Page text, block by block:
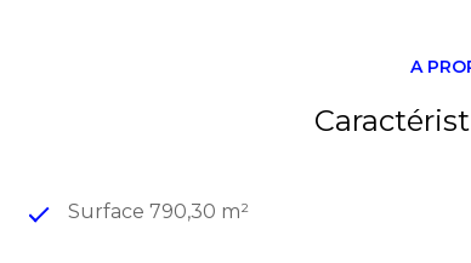
-Proximité commerces/services
A
Surface 790,30 m²